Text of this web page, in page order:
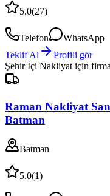
5.0(27)
Telefon
WhatsApp
Teklif Al
Profili gör
Şehir İçi Nakliyat için
Raman Nakliyat
Batman
Batman
5.0(1)